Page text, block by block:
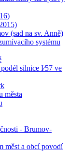
(sad na sv. Anně)
systému
silnice I⁄57 ve
města
- Brumov-
měst a obcí povodí